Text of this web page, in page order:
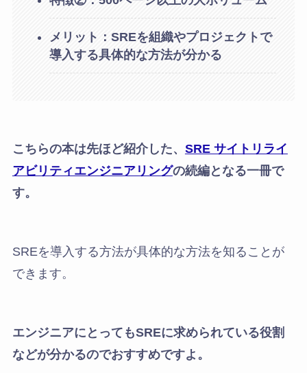
メリット：SREを組織やプロジェクトで
導入する具体的な方法が分かる
こちらの本は先ほど紹介した、 SRE サイトリライ
アビリティエンジニアリングの続編となる一冊で
す。
SREを導入する方法が具体的な方法を知ることが
できます。
エンジニアにとってもSREに求められている役割
などが分かるのでおすすめですよ。